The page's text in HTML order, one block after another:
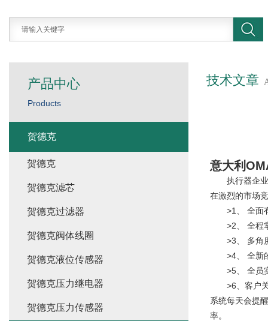
技术文章
意大利
执行器企业
在激烈的市场
>1、 全面有
>2、 全程掌
>3、 多角度
>4、 全新的
>5、 全员实
>6、客户关
系统每天会提
率。
产品中心
Products
贺德克
贺德克
贺德克滤芯
贺德克过滤器
贺德克阀体线圈
贺德克液位传感器
贺德克压力继电器
贺德克压力传感器